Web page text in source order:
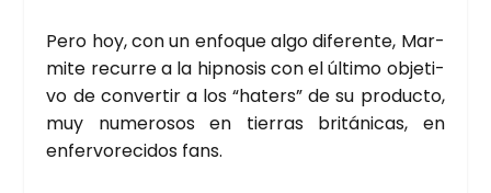
Pero hoy, con un enfo­que algo dife­ren­te, Mar­
mi­te recu­rre a la hip­no­sis con el últi­mo obje­ti­
vo de con­ver­tir a los “haters” de su pro­duc­to,
muy nume­ro­sos en tie­rras bri­tá­ni­cas, en
enfer­vo­re­ci­dos fans.